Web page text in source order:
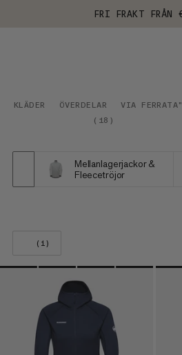
FRI FRAKT FRÅN
KLÄDER ÖVERDELAR
VIA
( 18 )
Mellanlagerjackor &
Fleecetröjor
(1)